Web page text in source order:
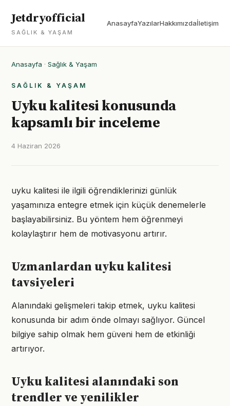
Jetdryofficial
SAĞLIK & YAŞAM
AnasayfaYazılarHakkımızdaİletişim
Anasayfa · Sağlık & Yaşam
SAĞLIK & YAŞAM
Uyku kalitesi konusunda
kapsamlı bir inceleme
4 Haziran 2026
uyku kalitesi ile ilgili öğrendiklerinizi günlük
yaşamınıza entegre etmek için küçük denemelerle
başlayabilirsiniz. Bu yöntem hem öğrenmeyi
kolaylaştırır hem de motivasyonu artırır.
Uzmanlardan uyku kalitesi
tavsiyeleri
Alanındaki gelişmeleri takip etmek, uyku kalitesi
konusunda bir adım önde olmayı sağlıyor. Güncel
bilgiye sahip olmak hem güveni hem de etkinliği
artırıyor.
Uyku kalitesi alanındaki son
trendler ve yenilikler